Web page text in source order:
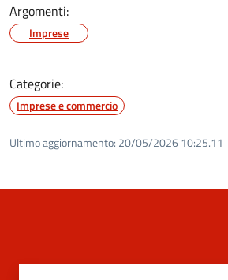
Argomenti:
Imprese
Categorie:
Imprese e commercio
Ultimo aggiornamento: 20/05/2026 10:25.11